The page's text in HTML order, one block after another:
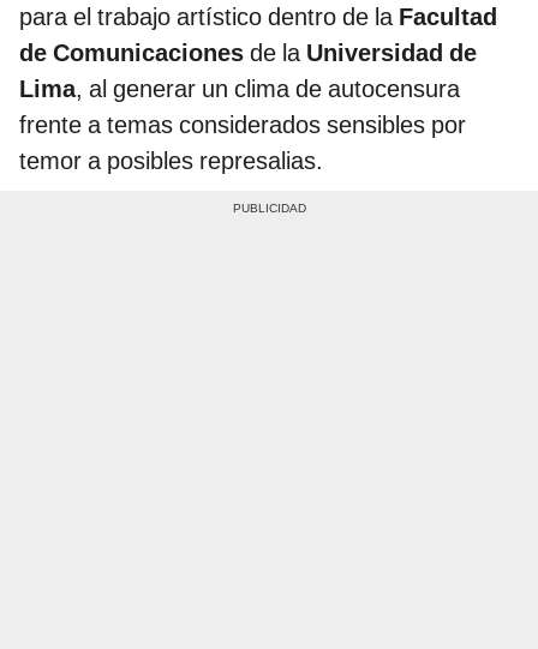
para el trabajo artístico dentro de la Facultad
de Comunicaciones de la Universidad de
Lima, al generar un clima de autocensura
frente a temas considerados sensibles por
temor a posibles represalias.